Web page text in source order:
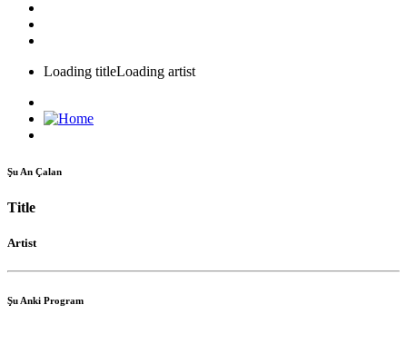
Loading titleLoading artist
Şu An Çalan
Title
Artist
Şu Anki Program